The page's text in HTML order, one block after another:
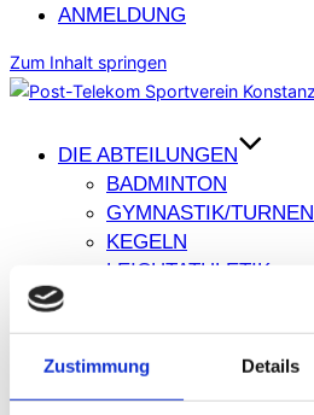
Zustimmung Details
ANMELDUNG
Zum Inhalt springen
DIE ABTEILUNGEN
BADMINTON
GYMNASTIK/TURNEN
KEGELN
LEICHTATHLETIK
TENNIS
TISCHTENNIS